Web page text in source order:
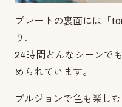
プレートの裏面には「
り、
24時間どんなシーンで
められています。
ブルジョンで色も楽し